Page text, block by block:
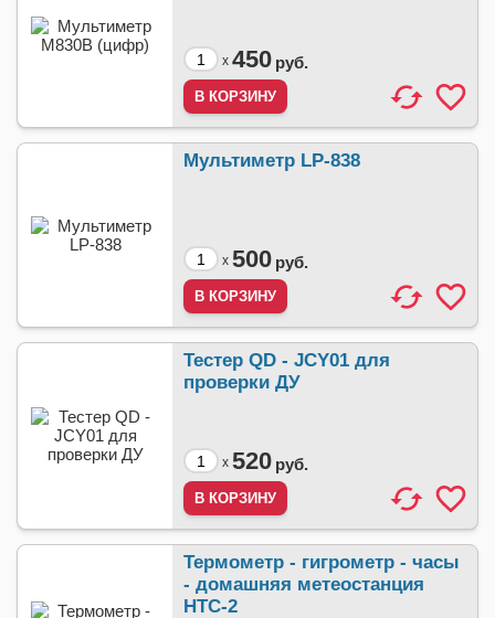
x 450 руб.
Мультиметр LP-838
x 500 руб.
Тестер QD - JCY01 для
проверки ДУ
x 520 руб.
Термометр - гигрометр - часы
- домашняя метеостанция
HTC-2